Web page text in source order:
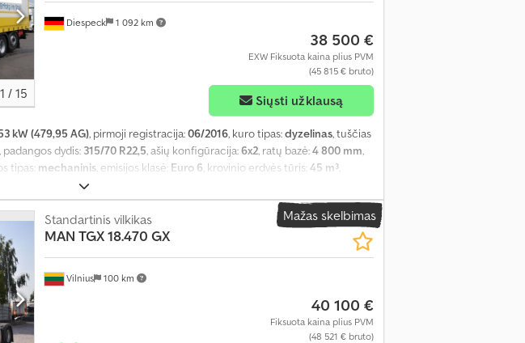
1 / 15
Diespeck 1 092 km
38 500 €
EXW Fiksuota kaina plius PVM
(45 815 € bruto)
Siųsti užklausą
kW (479,95 AG), pirmoji registracija:06/2016, kuro tipas:dyzelinas, tuščias
, padangos dydis: 315/70 R22,5, ašių konfigūracija:6x2, ratų bazė:4 800 mm,
tipas: mechaninis, emisijos klasė: Euro 6, krovinio erdvės tūris:45 m³,
2 480 mm
galinis keltuvas, kruizo kontrolė, navigacijos sistema, oro
jungtis, trauki kontrolė, žemas triukšmo lygis
Mažas skelbimas
Vilnius 100 km
Standartinis vilkikas
MAN TGX 18.470 GX
40 100 €
Fiksuota kaina plius PVM
(48 521 € bruto)